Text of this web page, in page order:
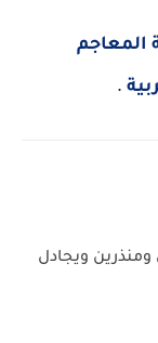
المعاجم
.
ويجادل